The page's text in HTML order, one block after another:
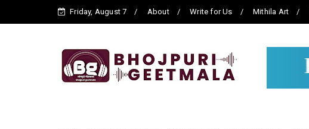
Friday, August 7 About Write for Us Mithila Art